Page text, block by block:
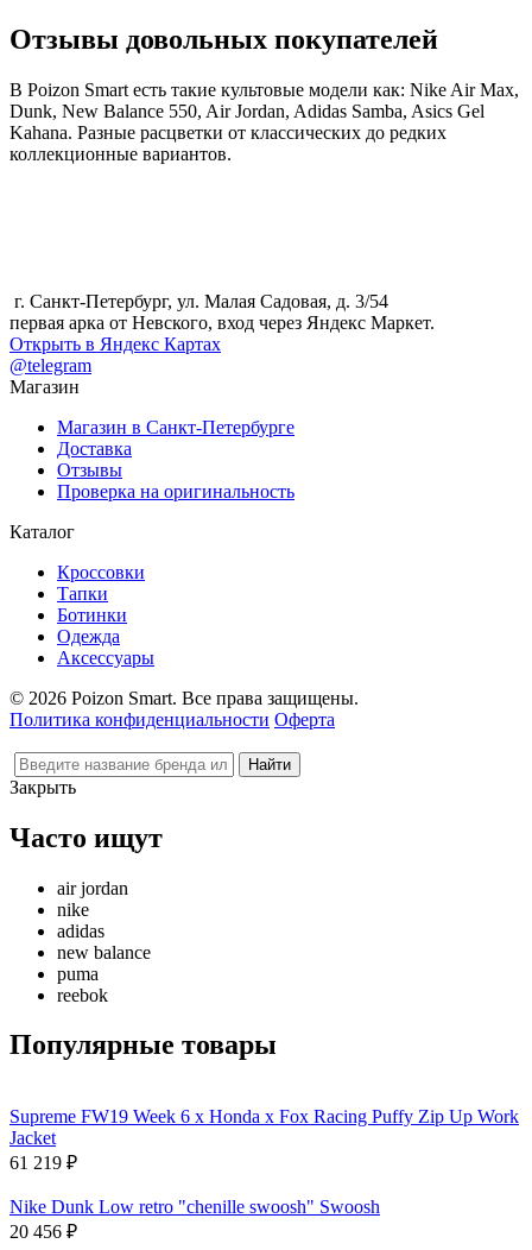
Отзывы довольных покупателей
В Poizon Smart есть такие культовые модели как: Nike Air Max,
Dunk, New Balance 550, Air Jordan, Adidas Samba, Asics Gel
Kahana. Разные расцветки от классических до редких
коллекционные вариантов.
г. Санкт-Петербург, ул. Малая Садовая, д. 3/54
первая арка от Невского, вход через Яндекс Маркет.
Открыть в Яндекс Картах
@telegram
Магазин
Магазин в Санкт-Петербурге
Доставка
Отзывы
Проверка на оригинальность
Каталог
Кроссовки
Тапки
Ботинки
Одежда
Аксессуары
© 2026 Poizon Smart. Все права защищены.
Политика конфиденциальности Оферта
Закрыть
Часто ищут
air jordan
nike
adidas
new balance
puma
reebok
Популярные товары
Supreme FW19 Week 6 x Honda x Fox Racing Puffy Zip Up Work
Jacket
61 219 ₽
Nike Dunk Low retro "chenille swoosh" Swoosh
20 456 ₽